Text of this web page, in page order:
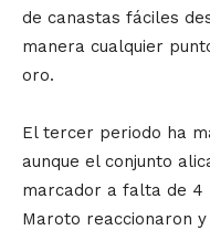
de canastas fáciles
manera cualquier
oro.
El tercer periodo ha
aunque el conjunto
marcador a falta de 4
Maroto reaccionaron